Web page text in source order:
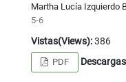
Martha Lucía Izquierdo
5-6
Vistas(Views):386
PDF